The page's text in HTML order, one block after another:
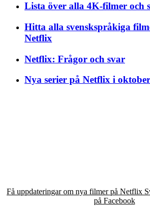
Lista över alla 4K-filmer och
Hitta alla svenskspråkiga
Netflix
Netflix: Frågor och svar
Nya serier på Netflix i oktober
Få uppdateringar om nya filmer på Netflix
på Facebook